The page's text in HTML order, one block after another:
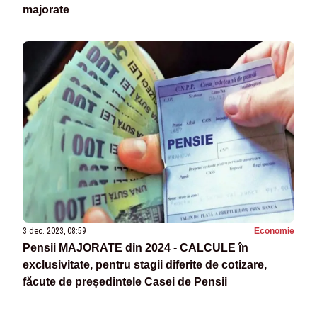
majorate
3 dec. 2023, 08:59 Economie
Pensii MAJORATE din 2024 - CALCULE în
exclusivitate, pentru stagii diferite de cotizare,
făcute de președintele Casei de Pensii